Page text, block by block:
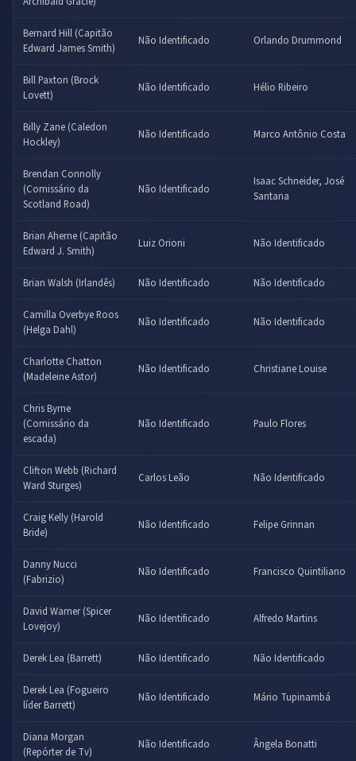
Bernard Hill (Capitão
Edward James Smith)
Não Identificado Orlando Drummond
Bill Paxton (Brock
Lovett)
Não Identificado Hélio Ribeiro
Billy Zane (Caledon
Hockley)
Não Identificado Marco Antônio Costa
Brendan Connolly
(Comissário da
Scotland Road)
Não Identificado
Isaac Schneider, José
Santana
Brian Aherne (Capitão
Edward J. Smith)
Luiz Orioni Não Identificado
Brian Walsh (Irlandês) Não Identificado Não Identificado
Camilla Overbye Roos
(Helga Dahl)
Não Identificado Não Identificado
Charlotte Chatton
(Madeleine Astor)
Não Identificado Christiane Louise
Chris Byrne
(Comissário da
escada)
Não Identificado Paulo Flores
Clifton Webb (Richard
Ward Sturges)
Carlos Leão Não Identificado
Craig Kelly (Harold
Bride)
Não Identificado Felipe Grinnan
Danny Nucci
(Fabrizio)
Não Identificado Francisco Quintiliano
David Warner (Spicer
Lovejoy)
Não Identificado Alfredo Martins
Derek Lea (Barrett) Não Identificado Não Identificado
Derek Lea (Fogueiro
líder Barrett)
Não Identificado Mário Tupinambá
Diana Morgan
(Repórter de Tv)
Não Identificado Ângela Bonatti